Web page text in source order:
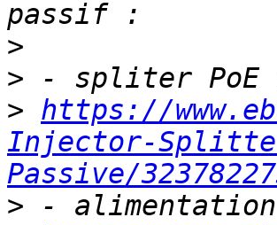
>
>
> https://
Injector-
Passive/
>